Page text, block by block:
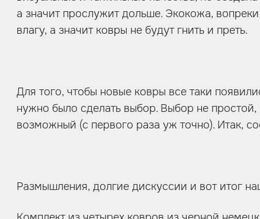
а значит прослужит дольше. Экокожа,
влагу, а значит ковры не будут гнить и преть.
Для того, чтобы новые ковры все таки
нужно было сделать выбор. Выбор не
возможный (с первого раза уж точно). Итак,
Размышления, долгие дискуссии и вот итог